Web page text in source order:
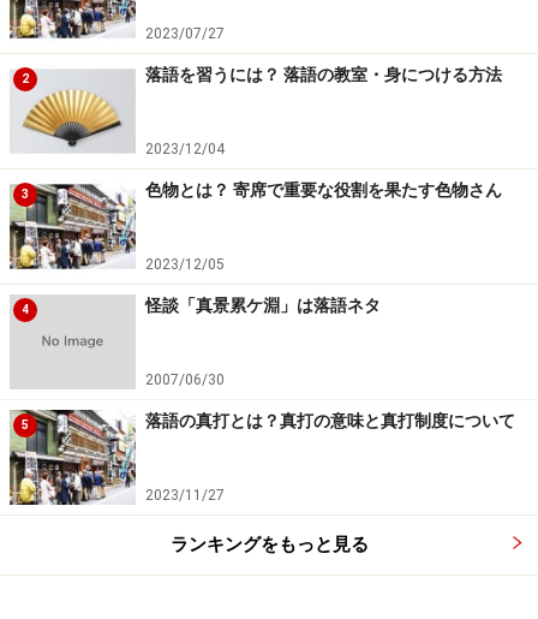
2023/07/27
2 落語を習うには？ 落語の教室・身につける方法
2023/12/04
3 色物とは？ 寄席で重要な役割を果たす色物さん
2023/12/05
4 怪談「真景累ケ淵」は落語ネタ
2007/06/30
5 落語の真打とは？真打の意味と真打制度について
2023/11/27
ランキングをもっと見る